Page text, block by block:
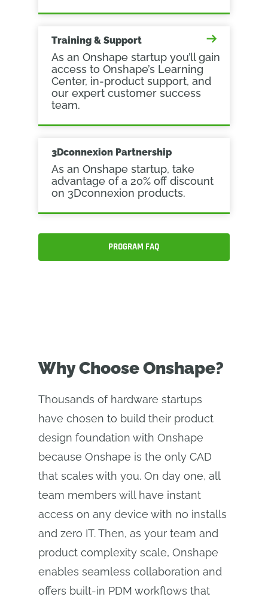
Training & Support
As an Onshape startup you’ll gain
access to Onshape’s Learning
Center, in-product support, and
our expert customer success
team.
3Dconnexion Partnership
As an Onshape startup, take
advantage of a 20% off discount
on 3Dconnexion products.
PROGRAM FAQ
Why Choose Onshape?
Thousands of hardware startups
have chosen to build their product
design foundation with Onshape
because Onshape is the only CAD
that scales with you. On day one, all
team members will have instant
access on any device with no installs
and zero IT. Then, as your team and
product complexity scale, Onshape
enables seamless collaboration and
offers built-in PDM workflows that